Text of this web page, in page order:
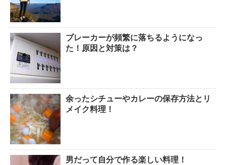
「好印象がキー」履歴書の封筒
の住所や番地まで手を抜かない
ブレーカーが頻繁に落ちるようになっ
た！原因と対策は？
余ったシチューやカレーの保存方法とリ
メイク料理！
男だって自分で作る楽しい料理！